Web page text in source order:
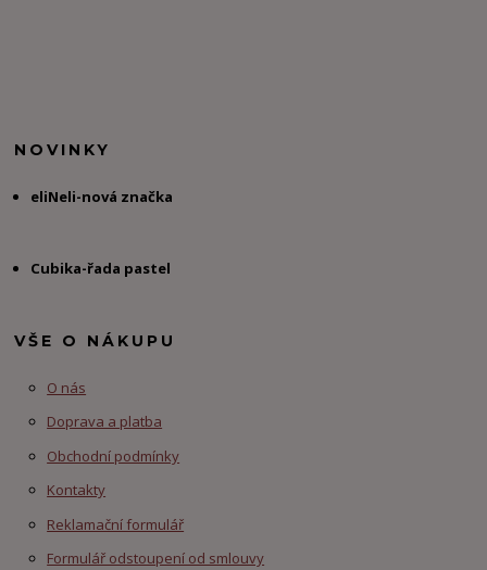
NOVINKY
eliNeli-nová značka
Cubika-řada pastel
VŠE O NÁKUPU
O nás
Doprava a platba
Obchodní podmínky
Kontakty
Reklamační formulář
Formulář odstoupení od smlouvy